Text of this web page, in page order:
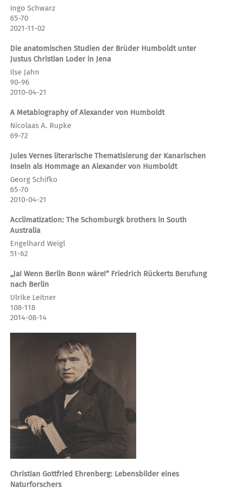
Ingo Schwarz
65-70
2021-11-02
Die anatomischen Studien der Brüder Humboldt unter
Justus Christian Loder in Jena
Ilse Jahn
90-96
2010-04-21
A Metabiography of Alexander von Humboldt
Nicolaas A. Rupke
69-72
Jules Vernes literarische Thematisierung der Kanarischen
Inseln als Hommage an Alexander von Humboldt
Georg Schifko
65-70
2010-04-21
Acclimatization: The Schomburgk brothers in South
Australia
Engelhard Weigl
51-62
„Ja! Wenn Berlin Bonn wäre!“ Friedrich Rückerts Berufung
nach Berlin
Ulrike Leitner
108-118
2014-08-14
Christian Gottfried Ehrenberg: Lebensbilder eines
Naturforschers